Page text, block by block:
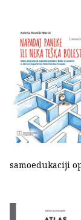
samoedukaciji